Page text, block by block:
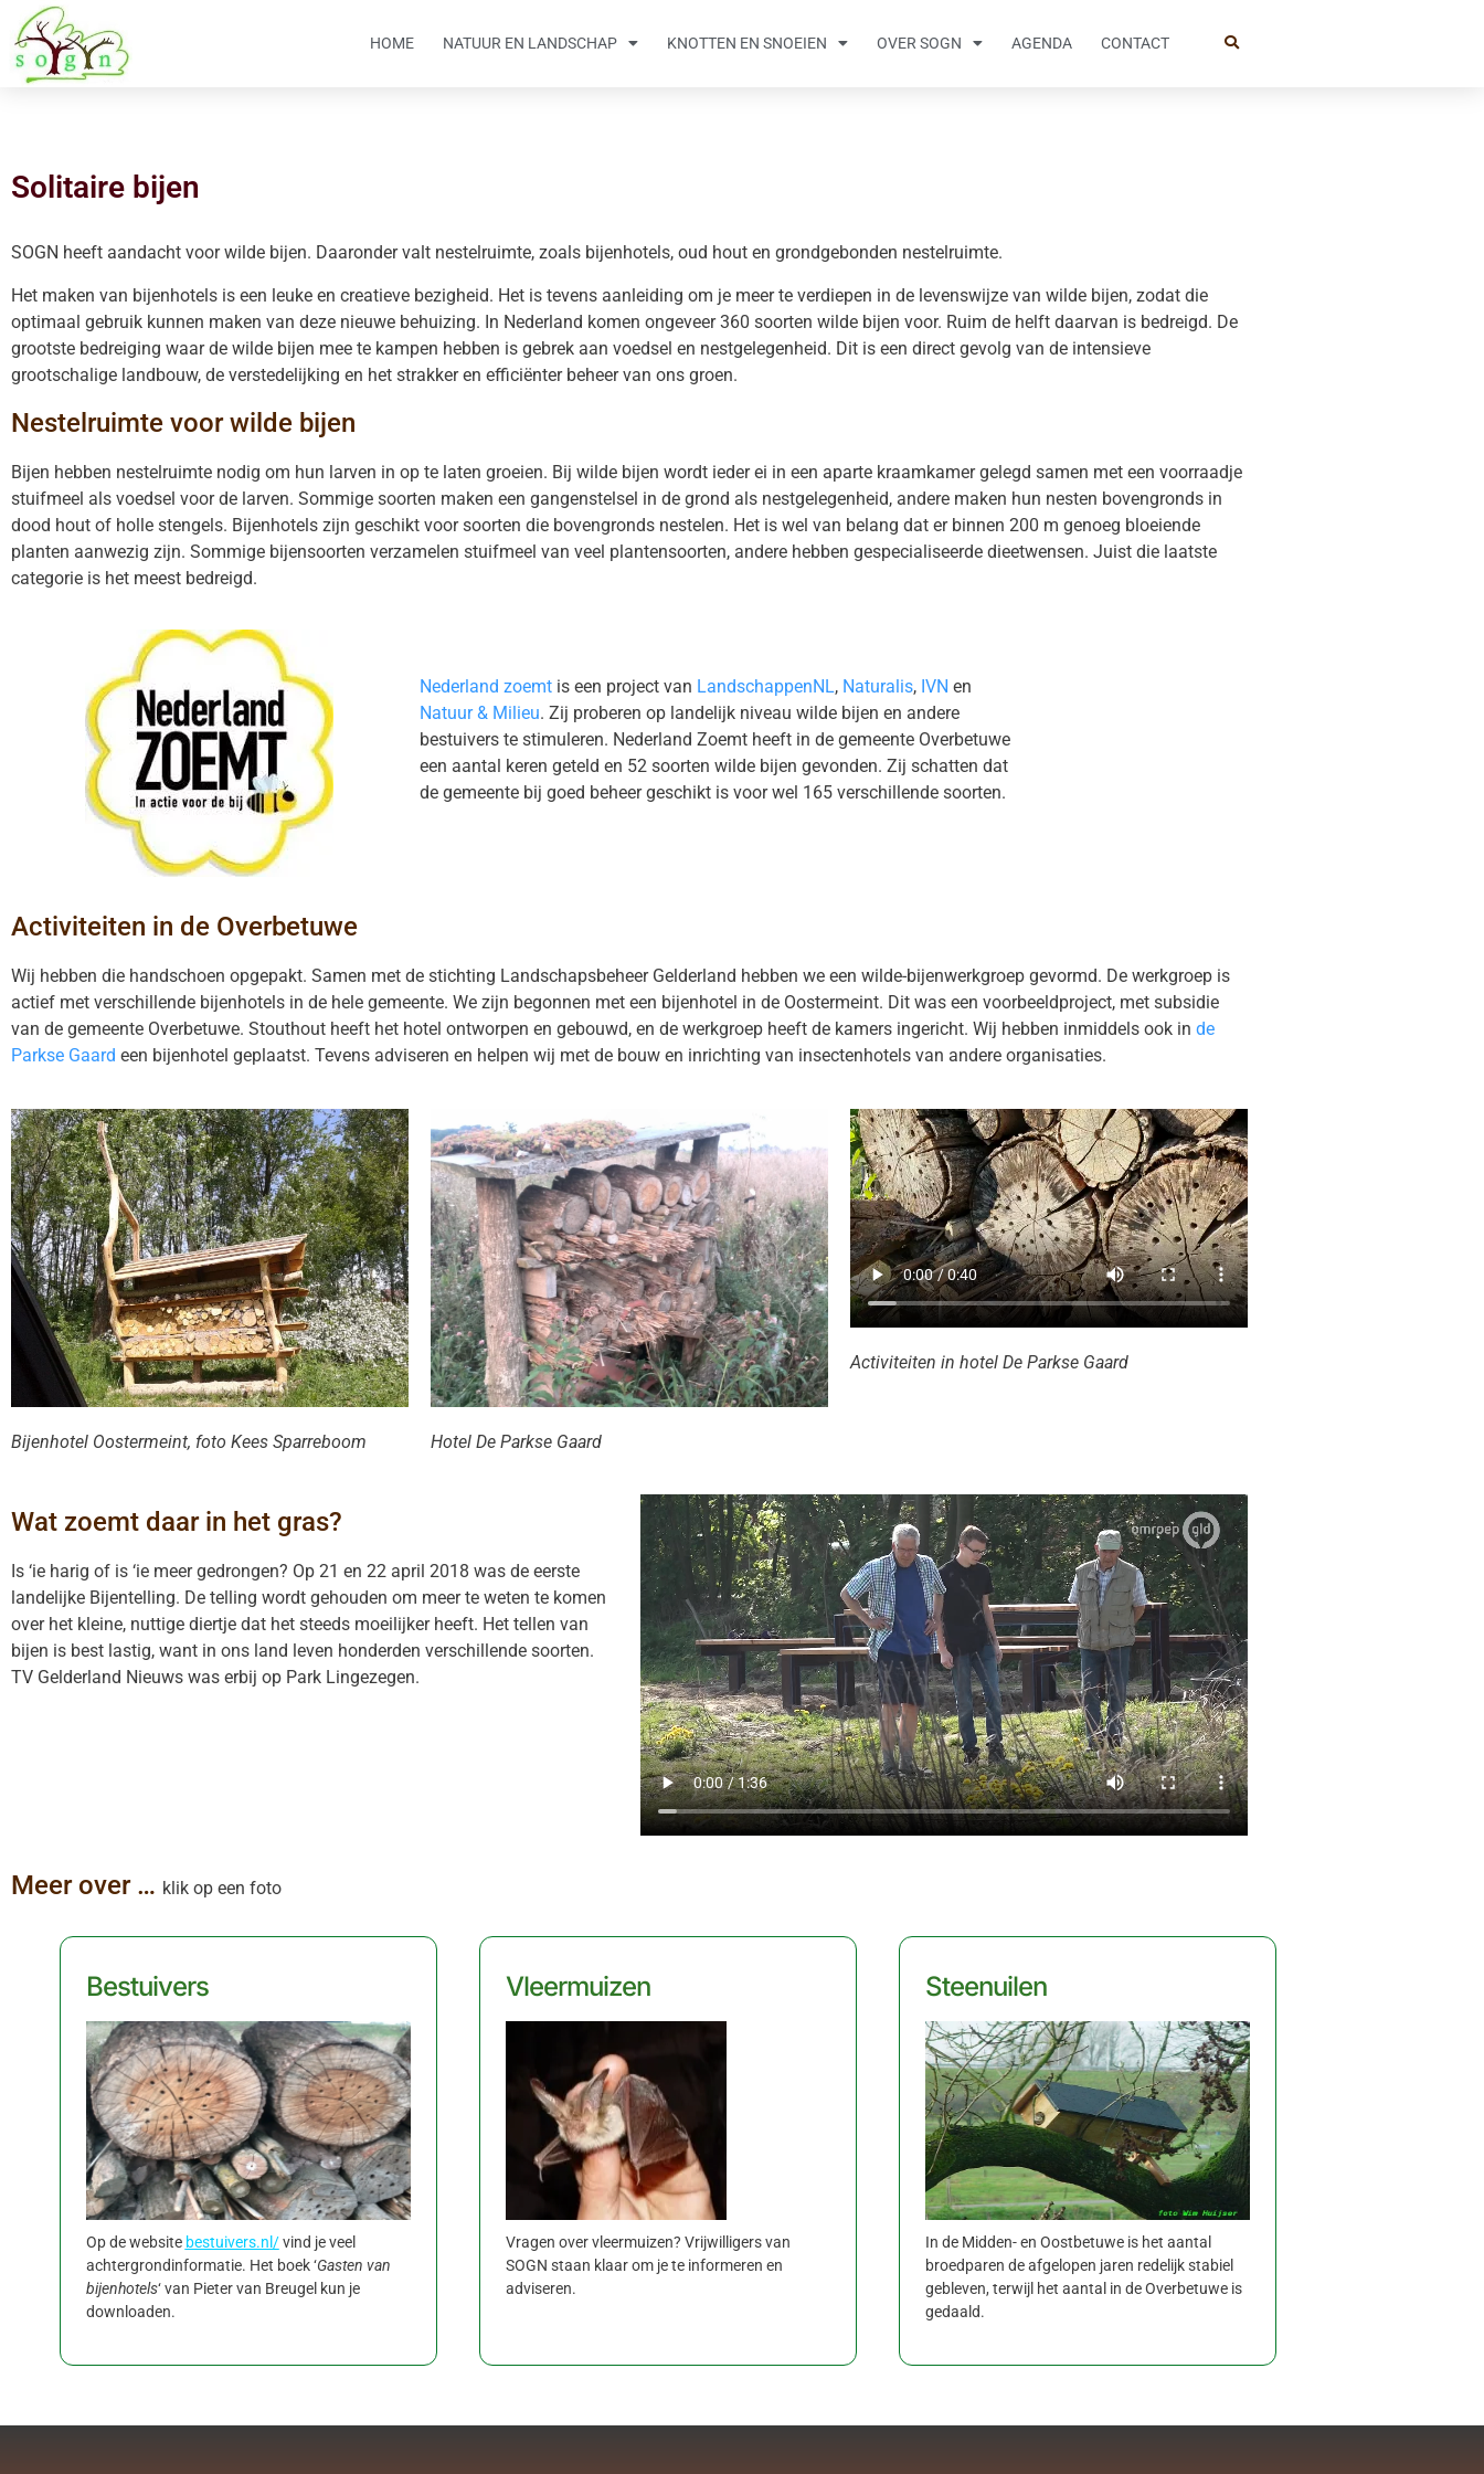
HOME NATUUR EN LANDSCHAP KNOTTEN EN SNOEIEN OVER SOGN AGENDA CONTACT
Solitaire bijen
SOGN heeft aandacht voor wilde bijen. Daaronder valt nestelruimte, zoals bijenhotels, oud hout en grondgebonden nestelruimte.
Het maken van bijenhotels is een leuke en creatieve bezigheid. Het is tevens aanleiding om je meer te verdiepen in de levenswijze van wilde bijen, zodat die
optimaal gebruik kunnen maken van deze nieuwe behuizing. In Nederland komen ongeveer 360 soorten wilde bijen voor. Ruim de helft daarvan is bedreigd. De
grootste bedreiging waar de wilde bijen mee te kampen hebben is gebrek aan voedsel en nestgelegenheid. Dit is een direct gevolg van de intensieve
grootschalige landbouw, de verstedelijking en het strakker en efficiënter beheer van ons groen.
Nestelruimte voor wilde bijen
Bijen hebben nestelruimte nodig om hun larven in op te laten groeien. Bij wilde bijen wordt ieder ei in een aparte kraamkamer gelegd samen met een voorraadje
stuifmeel als voedsel voor de larven. Sommige soorten maken een gangenstelsel in de grond als nestgelegenheid, andere maken hun nesten bovengronds in
dood hout of holle stengels. Bijenhotels zijn geschikt voor soorten die bovengronds nestelen. Het is wel van belang dat er binnen 200 m genoeg bloeiende
planten aanwezig zijn. Sommige bijensoorten verzamelen stuifmeel van veel plantensoorten, andere hebben gespecialiseerde dieetwensen. Juist die laatste
categorie is het meest bedreigd.
Nederland zoemtis een project van LandschappenNL, Naturalis, IVN en
Natuur & Milieu. Zij proberen op landelijk niveau wilde bijen en andere
bestuivers te stimuleren. Nederland Zoemt heeft in de gemeente Overbetuwe
een aantal keren geteld en 52 soorten wilde bijen gevonden. Zij schatten dat
de gemeente bij goed beheer geschikt is voor wel 165 verschillende soorten.
Activiteiten in de Overbetuwe
Wij hebben die handschoen opgepakt. Samen met de stichting Landschapsbeheer Gelderland hebben we een wilde-bijenwerkgroep gevormd. De werkgroep is
actief met verschillende bijenhotels in de hele gemeente. We zijn begonnen met een bijenhotel in de Oostermeint. Dit was een voorbeeldproject, met subsidie
van de gemeente Overbetuwe. Stouthout heeft het hotel ontworpen en gebouwd, en de werkgroep heeft de kamers ingericht. Wij hebben inmiddels ook in de
Parkse Gaard een bijenhotel geplaatst. Tevens adviseren en helpen wij met de bouw en inrichting van insectenhotels van andere organisaties.
Bijenhotel Oostermeint, foto Kees Sparreboom Hotel De Parkse Gaard
Activiteiten in hotel De Parkse Gaard
Wat zoemt daar in het gras?
Is ‘ie harig of is ‘ie meer gedrongen? Op 21 en 22 april 2018 was de eerste
landelijke Bijentelling. De telling wordt gehouden om meer te weten te komen
over het kleine, nuttige diertje dat het steeds moeilijker heeft. Het tellen van
bijen is best lastig, want in ons land leven honderden verschillende soorten.
TV Gelderland Nieuws was erbij op Park Lingezegen.
Meer over … klik op een foto
Bestuivers
Op de website bestuivers.nl/vind je veel
achtergrondinformatie. Het boek ‘Gasten van
bijenhotels‘ van Pieter van Breugel kun je
downloaden.
Vleermuizen
Vragen over vleermuizen? Vrijwilligers van
SOGN staan klaar om je te informeren en
adviseren.
Steenuilen
In de Midden- en Oostbetuwe is het aantal
broedparen de afgelopen jaren redelijk stabiel
gebleven, terwijl het aantal in de Overbetuwe is
gedaald.